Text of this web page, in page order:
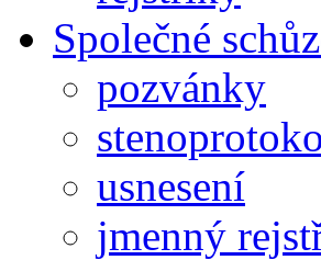
Společné
pozvánky
usnesení
jmenný